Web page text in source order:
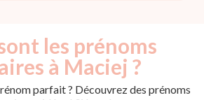
les prénoms
à Maciej ?
parfait ? Découvrez des prénoms